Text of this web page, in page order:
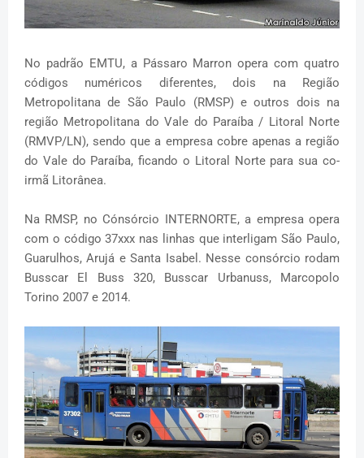
No padrão EMTU, a Pássaro Marron opera com quatro
códigos numéricos diferentes, dois na Região
Metropolitana de São Paulo (RMSP) e outros dois na
região Metropolitana do Vale do Paraíba / Litoral Norte
(RMVP/LN), sendo que a empresa cobre apenas a região
do Vale do Paraíba, ficando o Litoral Norte para sua co-
irmã Litorânea.
Na RMSP, no Cónsórcio INTERNORTE, a empresa opera
com o código 37xxx nas linhas que interligam São Paulo,
Guarulhos, Arujá e Santa Isabel. Nesse consórcio rodam
Busscar El Buss 320, Busscar Urbanuss, Marcopolo
Torino 2007 e 2014.